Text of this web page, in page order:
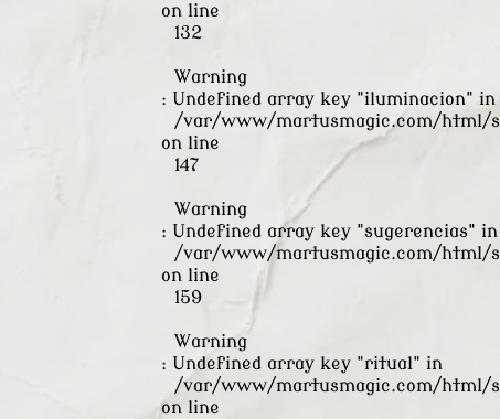
on line
132
Warning
: Undefined array key "iluminacion" in
/var/www/martusmagic.com/html/
on line
147
Warning
: Undefined array key "sugerencias" in
/var/www/martusmagic.com/html/
on line
159
Warning
: Undefined array key "ritual" in
/var/www/martusmagic.com/html/
on line